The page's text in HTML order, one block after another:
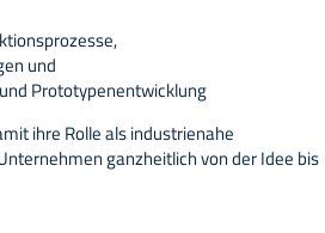
und
Prototypenentwicklung
ihre Rolle als industrienahe
ganzheitlich von der Idee bis